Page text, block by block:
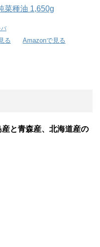
菜種油 1,650g
バ
る Amazonで見る
と青森産、北海道産の